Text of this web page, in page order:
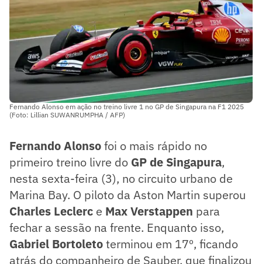
Fernando Alonso em ação no treino livre 1 no GP de Singapura na F1 2025
(Foto: Lillian SUWANRUMPHA / AFP)
Fernando Alonsofoi o mais rápido no
primeiro treino livre do GP de Singapura,
nesta sexta-feira (3), no circuito urbano de
Marina Bay. O piloto da Aston Martin superou
Charles Leclerc e Max Verstappen para
fechar a sessão na frente. Enquanto isso,
Gabriel Bortoletoterminou em 17º, ficando
atrás do companheiro de Sauber, que finalizou